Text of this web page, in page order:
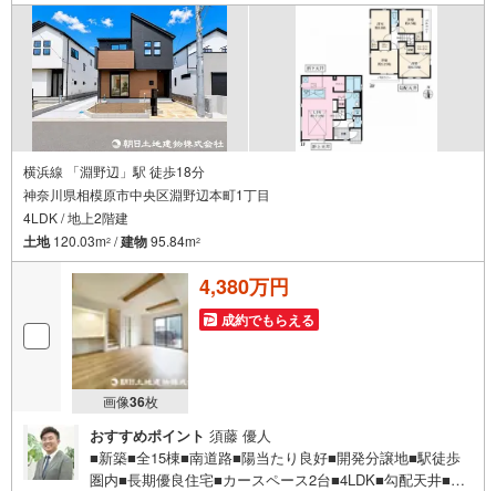
横浜線 「淵野辺」駅 徒歩18分
神奈川県相模原市中央区淵野辺本町1丁目
4LDK / 地上2階建
土地120.03m2 /建物95.84m2
画像36枚
4,380万円
成約でもらえる
おすすめポイント 須藤 優人
■新築■全15棟■南道路■陽当たり良好■開発分譲地■駅徒歩
圏内■長期優良住宅■カースペース2台■4LDK■勾配天井■住